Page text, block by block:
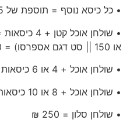
• כל כיסא נוסף = תוספת של 25 ₪
או 150 || סט דגם אספרסו) = 350 ₪
• שולחן אוכל + 4 או 6 כיסאות = 390 ₪
• שולחן אוכל + 8 או 10 כיסאות = 450 ₪
• שולחן סלון = 250 ₪